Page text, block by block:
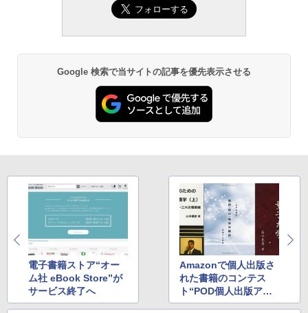
Robloxギフトカード - 800 Robux 【限
定バーチャルアイテムを含む】 【オンラ
￥1,300
Robloxギフトカード - 1000 Robux 【限
定バーチャルアイテムを含む】 【オンラ
Microsoft Office Home & Business 202
4(最新 永続版)|オンラインコード版|Wind
ows11、10/mac対応|PC2台
￥39,582
Robloxギフトカード - 2,000 Robux 【限
定バーチャルアイテムを含む】 【オンラ
生成AIパスポート公式テキスト 第４版
AIイラスト表現辞典: 思い通りの絵を引き
出す プロンプトの言葉 AI画像生成シリー
ズ (はぴーイラストLabo)
ClaudeCode いちばんやさしい 教科書:
非エンジニア 初心者 素人 でも安心 使い
方 マニュアル AI副業にもコンテンツ作成
にもKindle出版にも！ 非エンジニアのた
めのAIコーディング入門シリーズ
￥99
1冊ですべて身につくHTML & CSSとWe
bデザイン入門講座［第2版］
Amazon Kindle Paperwhite (16GB) 7イ
ンチディスプレイ、色調調節ライト、12
￥22,980
Amazon Kindle - 目に優しい、かさばら
ない、大きな画面で読みやすい、6週間持
￥16,980
Kindle Paperwhite シグニチャーエディ
ション (32GB) 7インチディスプレイ、明
るさ自動調整、色調調節ライト、12週間
持続バッテリー、広告なし、メタリック
ブラック
Google 検索で当サイトの記事を優先表示させる
電子書籍ストア“オー
ム社 eBook Store”が
サービス終了へ
Amazonで個人出版さ
れた書籍のコンテス
ト“POD個人出版アワ
ード”の受賞作品が決